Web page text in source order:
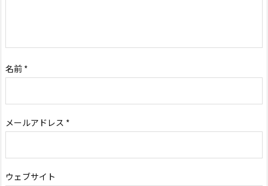
名前 *
メールアドレス *
ウェブサイト